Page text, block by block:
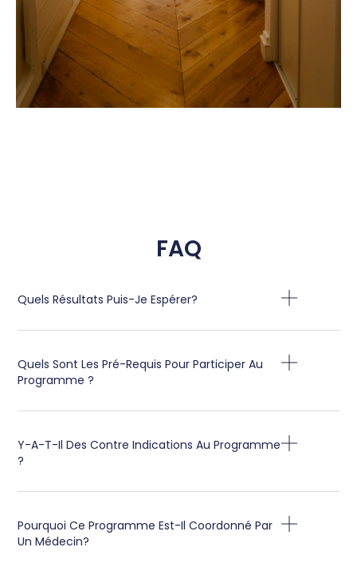
FAQ
Quels Résultats Puis-Je Espérer?
Quels Sont Les Pré-Requis Pour Participer Au
Programme ?
Y-A-T-Il Des Contre Indications Au Programme
?
Pourquoi Ce Programme Est-Il Coordonné Par
Un Médecin?